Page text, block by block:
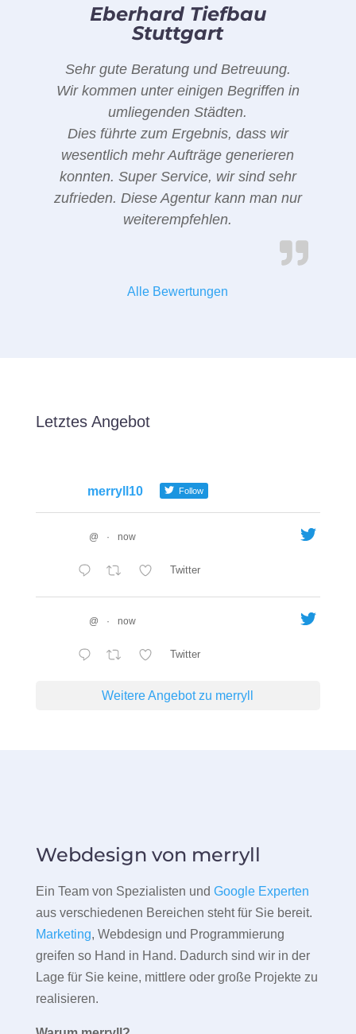
Eberhard Tiefbau
Stuttgart
Sehr gute Beratung und Betreuung.
Wir kommen unter einigen Begriffen in
umliegenden Städten.
Dies führte zum Ergebnis, dass wir
wesentlich mehr Aufträge generieren
konnten. Super Service, wir sind sehr
zufrieden. Diese Agentur kann man nur
weiterempfehlen.
Alle Bewertungen
Letztes Angebot
merryll10 Follow
@ · now
Twitter
@ · now
Twitter
Weitere Angebot zu merryll
Webdesign von merryll
Ein Team von Spezialisten und Google Experten
aus verschiedenen Bereichen steht für Sie bereit.
Marketing, Webdesign und Programmierung
greifen so Hand in Hand. Dadurch sind wir in der
Lage für Sie keine, mittlere oder große Projekte zu
realisieren.